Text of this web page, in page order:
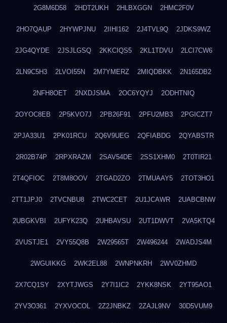
2G8M6D58 2HDT2UKH 2HLBXGGN 2HMC2F0V
2HO7QAUP 2HYWPJNU 2IIHI162 2J4TVL9Q 2JDKS9WZ
2JG4QYDE 2JSJLGSQ 2KKCIQS5 2KL1TDVU 2LCI7CW6
2LN9C5H3 2LVOI55N 2M7YMERZ 2MIQDBKK 2N165DB2
2NFH8OET 2NXDJSMA 2OC6YQYJ 2ODHTNIQ
2OYOC8EB 2P5KVO7J 2PB26F91 2PFU2MB3 2PGICZT7
2PJA33U1 2PK01RCU 2Q6V9UEG 2QFIABDG 2QYABSTR
2R02B74P 2RPXRAZM 2SAV54DE 2SS1XHM0 2T0TIR21
2T4QFIOC 2T8M8OOV 2TGAD2ZO 2TMUAAY5 2TOT3HO1
2TT1JPJ0 2TVCNBU8 2TWC2CET 2U1JCAWR 2UABCBNW
2UBGKVBI 2UFYK23Q 2UHBAVSU 2UT1DWVT 2VA5KTQ4
2VUSTJE1 2VY55Q8B 2W29565T 2W496244 2WADJS4M
2WGUIKKG 2WK2EL88 2WNPNKRH 2WV0ZHMD
2X7CQ1SY 2XYTJWGS 2Y7I1IC2 2YKK8NSK 2YT95AO1
2YV3O361 2YXVOCOL 2Z2JNBKZ 2ZAJL9NV 30D5VUM9